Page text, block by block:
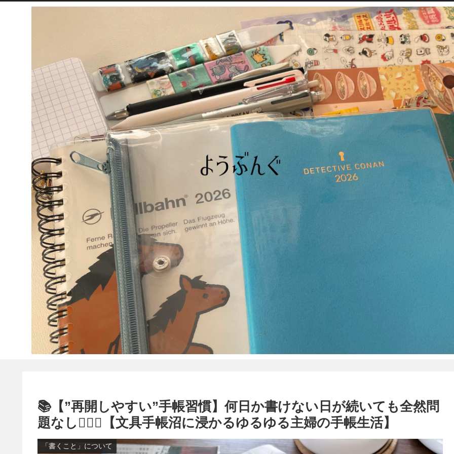
📚【”再開しやすい”手帳習慣】何日か書けない日が続いても全然問
題なし🙆🏻‍♀️【文具手帳沼に浸かるゆるゆる主婦の手帳生活】
「書くこと」について